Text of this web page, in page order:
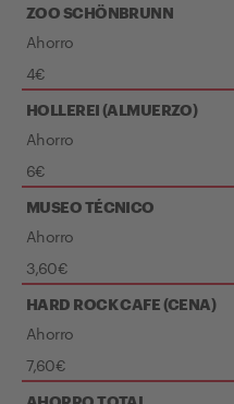
ZOO SCHÖNBRUNN
Ahorro
4€
HOLLEREI (ALMUERZO)
Ahorro
6€
MUSEO TÉCNICO
Ahorro
3,60€
HARD ROCK CAFE (CENA)
Ahorro
7,60€